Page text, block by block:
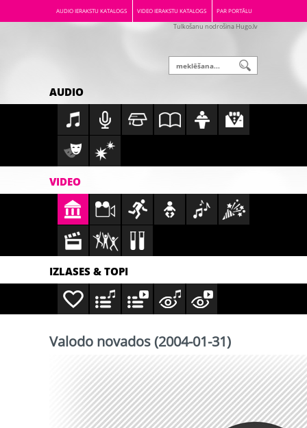
AUDIO IERAKSTU KATALOGS VIDEO IERAKSTU KATALOGS PAR PORTĀLU
Tulkošanu nodrošina Hugo.lv
AUDIO
VIDEO
IZLASES & TOPI
Valodo novados (2004-01-31)